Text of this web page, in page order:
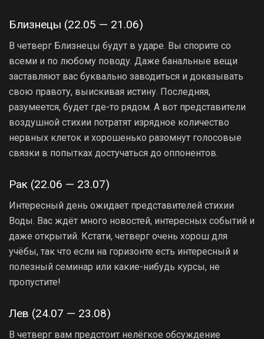
Близнецы (22.05 — 21.06)
В четверг Близнецы будут в ударе. Вы спорите со
всеми и по любому поводу. Даже банальные вещи
заставляют вас буквально заводиться и доказывать
свою правоту, выискивая истину. Последняя,
разумеется, будет где-то рядом. А вот представители
воздушной стихии потратят изрядное количество
нервных клеток и хорошенько разомнут голосовые
связки в попытках достучаться до оппонентов.
Рак (22.06 — 23.07)
Интересный день ожидает представителей стихии
Воды. Вас ждёт много новостей, интересных событий и
даже открытий. Кстати, четверг очень хорош для
учёбы, так что если на горизонте есть интересный и
полезный семинар или какие-нибудь курсы, не
пропустите!
Лев (24.07 — 23.08)
В четверг вам предстоит нелёгкое обсуждение